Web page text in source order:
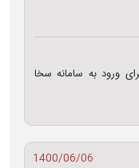
ورود به سامانه سخا
1400/06/06